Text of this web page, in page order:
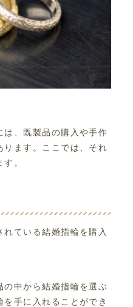
は、既製品の購入や手作
ります。ここでは、それ
。
ている結婚指輪を購入
の中から結婚指輪を選ぶ
手に入れることができ